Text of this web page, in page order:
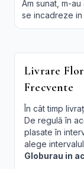
Am sunat, m-
se incadreze in
Livrare
Frecvente
În cât timp
De regulă în
plasate în
alege
Globurau in